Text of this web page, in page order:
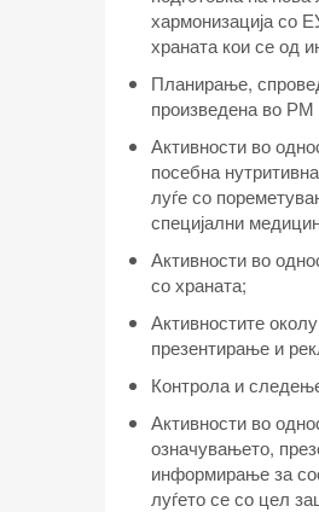
хармонизација со
храната кои се од
Планирање,
произведена во РМ
Активности во
посебна
луѓе со
специјални
Активности во
со храната;
Активностите
презентирање и
Контрола и
Активности во
означувањето,
информирање за
луѓето се со цел